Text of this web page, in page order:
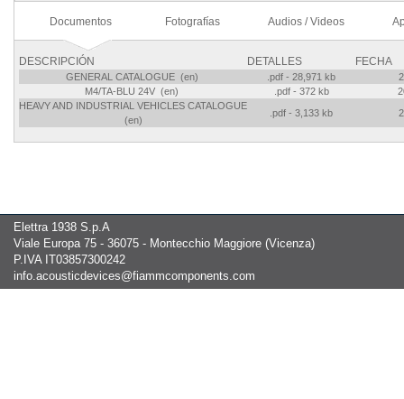
Documentos Fotografías Audios / Videos
DESCRIPCIÓN DETALLES FECHA
GENERAL CATALOGUE (en) .pdf - 28,971 kb
M4/TA-BLU 24V (en)
.pdf - 372 kb
HEAVY AND INDUSTRIAL VEHICLES CATALOGUE
(en)
.pdf - 3,133 kb
Elettra 1938 S.p.A
Viale Europa 75 - 36075 - Montecchio Maggiore (Vicenza)
P.IVA IT03857300242
info.acousticdevices@fiammcomponents.com